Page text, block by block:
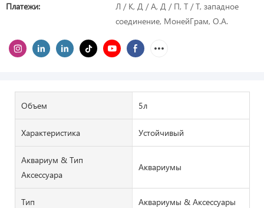
Платежи:
Л / К, Д / А, Д / П, Т / Т, западное
соединение, МонейГрам, О.А.
Объем 5л
Характеристика Устойчивый
Аквариум & Тип
Аксессуара
Аквариумы
Тип Аквариумы & Аксессуары